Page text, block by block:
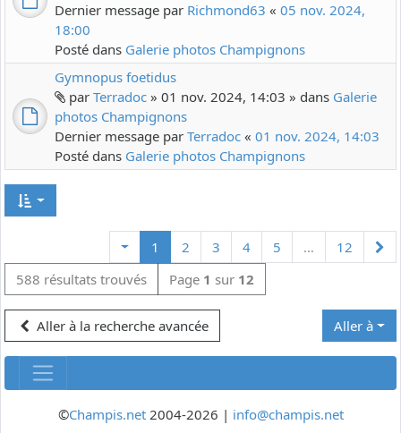
Dernier message par Richmond63 « 05 nov. 2024,
18:00
Posté dans Galerie photos Champignons
Gymnopus foetidus
par Terradoc » 01 nov. 2024, 14:03 » dans Galerie
photos Champignons
Dernier message par Terradoc « 01 nov. 2024, 14:03
Posté dans Galerie photos Champignons
1 2 3 4 5 … 12
588 résultats trouvés
Page 1 sur 12
Aller à la recherche avancée Aller à
©Champis.net2004-2026 | info@champis.net